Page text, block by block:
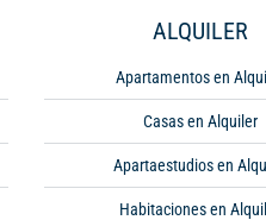
ALQUILER
Apartamentos en
Casas en Alquiler
Apartaestudios en
Habitaciones en